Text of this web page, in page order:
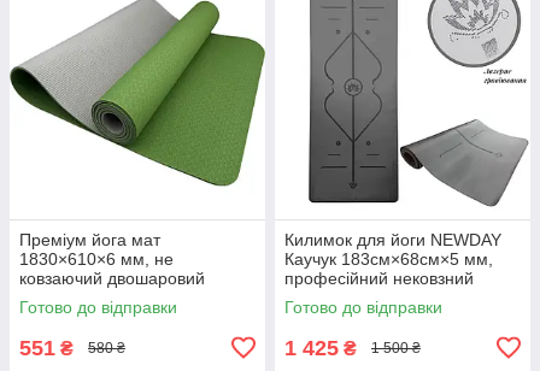
Преміум йога мат
1830×610×6 мм, не
ковзаючий двошаровий
килимок для фітнесу, TPE-
ТС, зелений верх/сірий низ
Готово до відправки
551 ₴ 580 ₴
Килимок для йоги NEWDAY
Каучук 183см×68см×5 мм,
професійний нековзний
Готово до відправки
1 425 ₴ 1 500 ₴